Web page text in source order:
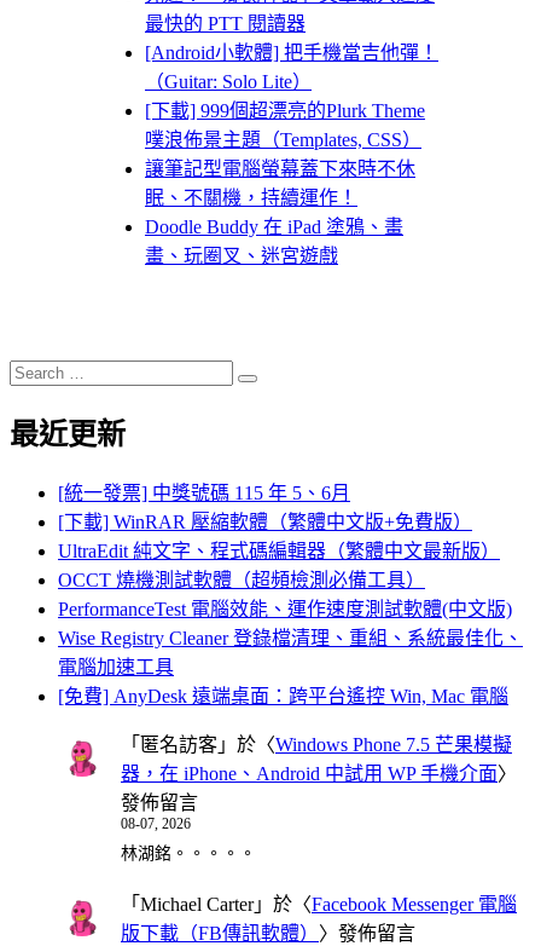
最快的 PTT 閱讀器
[Android小軟體] 把手機當吉他彈！
（Guitar: Solo Lite）
[下載] 999個超漂亮的Plurk Theme
噗浪佈景主題（Templates, CSS）
讓筆記型電腦螢幕蓋下來時不休
眠、不關機，持續運作！
Doodle Buddy 在 iPad 塗鴉、畫
畫、玩圈叉、迷宮遊戲
Search
for:
Search
最近更新
[統一發票] 中獎號碼 115 年 5、6月
[下載] WinRAR 壓縮軟體（繁體中文版+免費版）
UltraEdit 純文字、程式碼編輯器（繁體中文最新版）
OCCT 燒機測試軟體（超頻檢測必備工具）
PerformanceTest 電腦效能、運作速度測試軟體(中文版)
Wise Registry Cleaner 登錄檔清理、重組、系統最佳化、
電腦加速工具
[免費] AnyDesk 遠端桌面：跨平台遙控 Win, Mac 電腦
「 匿名訪客 」於〈Windows Phone 7.5 芒果模擬
器，在 iPhone、Android 中試用 WP 手機介面〉
發佈留言
08-07, 2026
林湖銘。。。。。
「 Michael Carter」於〈Facebook Messenger 電腦
版下載（FB傳訊軟體） 〉發佈留言